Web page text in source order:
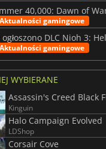
Aktualności gamingowe
DLC Nioh 3:
Aktualności gamingowe
WYBIERANE
Kinguin
Halo Campaign Evolved
LDShop
Corsair Cove